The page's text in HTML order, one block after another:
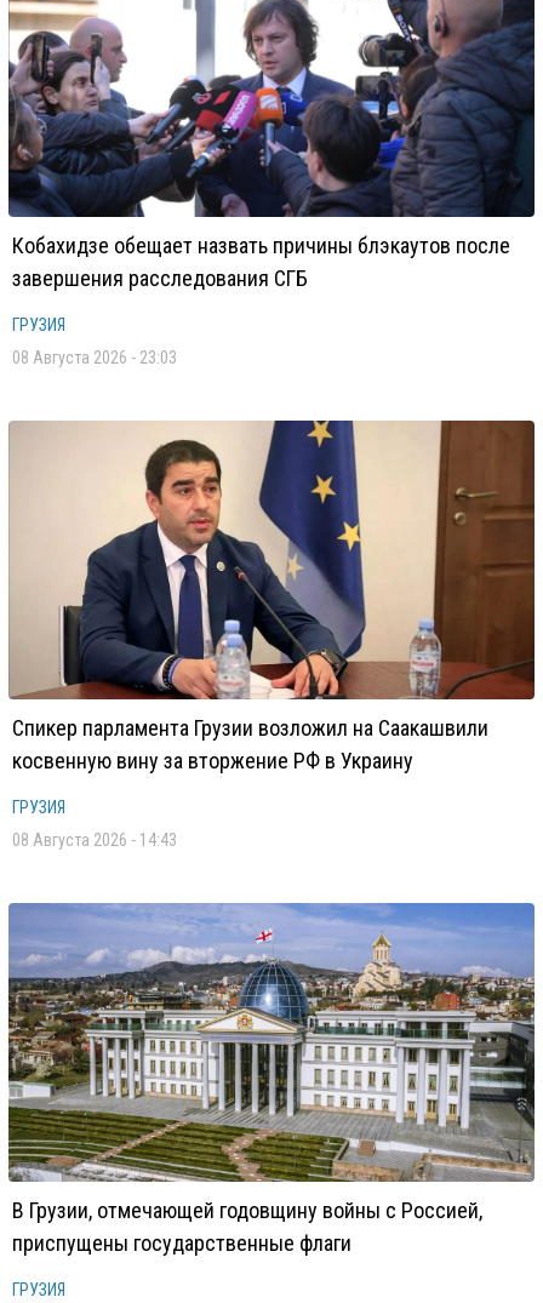
Кобахидзе обещает назвать причины блэкаутов после
завершения расследования СГБ
ГРУЗИЯ
08 Августа 2026 - 23:03
Спикер парламента Грузии возложил на Саакашвили
косвенную вину за вторжение РФ в Украину
ГРУЗИЯ
08 Августа 2026 - 14:43
В Грузии, отмечающей годовщину войны с Россией,
приспущены государственные флаги
ГРУЗИЯ